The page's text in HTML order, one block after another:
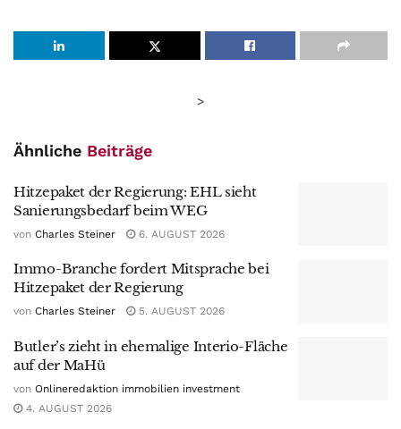
>
Ähnliche Beiträge
Hitzepaket der Regierung: EHL sieht
Sanierungsbedarf beim WEG
von Charles Steiner 6. AUGUST 2026
Immo-Branche fordert Mitsprache bei
Hitzepaket der Regierung
von Charles Steiner 5. AUGUST 2026
Butler’s zieht in ehemalige Interio-Fläche
auf der MaHü
von Onlineredaktion immobilien investment
4. AUGUST 2026